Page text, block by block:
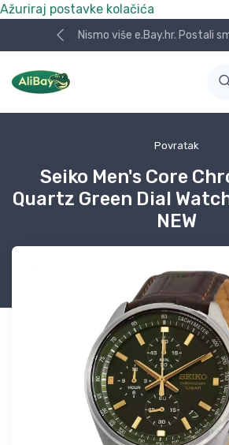
Ažuriraj postavke kolačića
Nismo više e.Bay.hr. Postali
Povratak
Seiko Men's Core
Quartz Green Dial
NEW